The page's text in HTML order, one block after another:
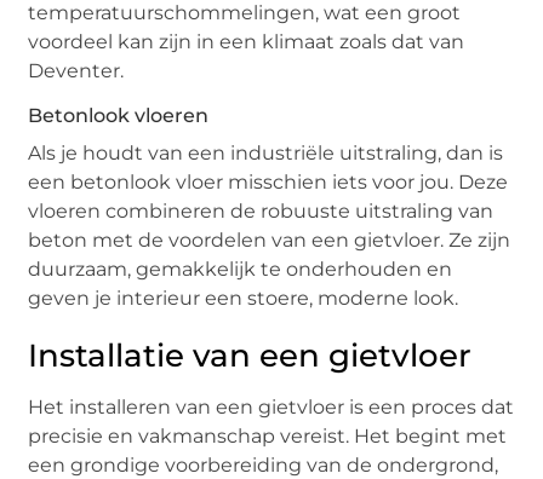
temperatuurschommelingen, wat een groot
voordeel kan zijn in een klimaat zoals dat van
Deventer.
Betonlook vloeren
Als je houdt van een industriële uitstraling, dan is
een betonlook vloer misschien iets voor jou. Deze
vloeren combineren de robuuste uitstraling van
beton met de voordelen van een gietvloer. Ze zijn
duurzaam, gemakkelijk te onderhouden en
geven je interieur een stoere, moderne look.
Installatie van een gietvloer
Het installeren van een gietvloer is een proces dat
precisie en vakmanschap vereist. Het begint met
een grondige voorbereiding van de ondergrond,